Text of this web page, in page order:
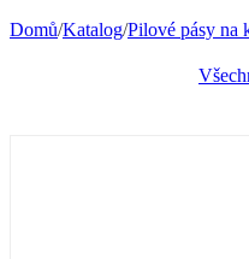
Domů/Katalog/Pilové pásy na